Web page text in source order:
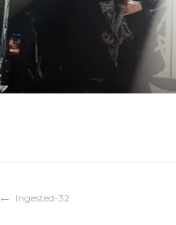
Navigation
Ingested-32